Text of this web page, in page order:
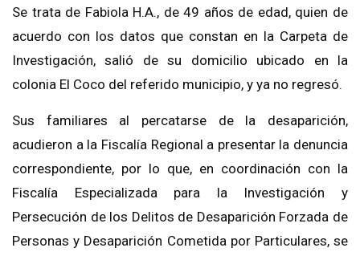
Se trata de Fabiola H.A., de 49 años de edad, quien de
acuerdo con los datos que constan en la Carpeta de
Investigación, salió de su domicilio ubicado en la
colonia El Coco del referido municipio, y ya no regresó.
Sus familiares al percatarse de la desaparición,
acudieron a la Fiscalía Regional a presentar la denuncia
correspondiente, por lo que, en coordinación con la
Fiscalía Especializada para la Investigación y
Persecución de los Delitos de Desaparición Forzada de
Personas y Desaparición Cometida por Particulares, se